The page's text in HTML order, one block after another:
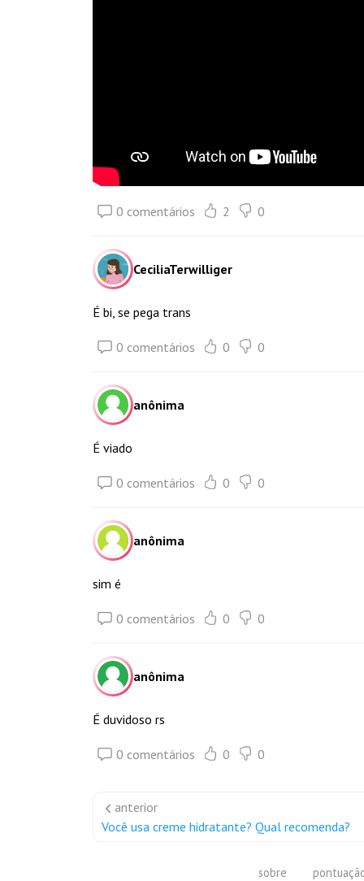
0 comentários 2 0
CeciliaTerwilliger
É bi, se pega trans
0 comentários 0 0
anônima
É viado
0 comentários 0 0
anônima
sim é
0 comentários 0 0
anônima
É duvidoso rs
0 comentários 0 0
anterior
Você usa creme hidratante? Qual recomenda?
sobre